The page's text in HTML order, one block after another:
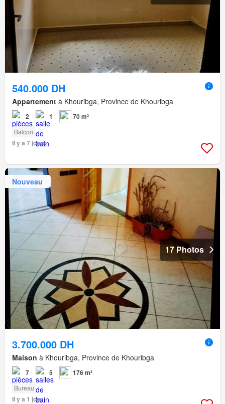
540.000 DH
Appartement à Khouribga, Province de Khouribga
2 1 70 m²
Balcon
Il y a 7 jours
Nouveau
17 Photos
3.700.000 DH
Maison à Khouribga, Province de Khouribga
7 5 176 m²
Bureau
Il y a 1 jour